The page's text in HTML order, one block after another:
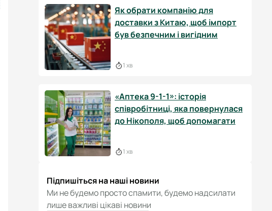
Як обрати компанію для
доставки з Китаю, щоб імпорт
був безпечним і вигідним
1 хв
«Аптека 9-1-1»: історія
співробітниці, яка повернулася
до Нікополя, щоб допомагати
1 хв
Підпишіться на наші новини
Ми не будемо просто спамити, будемо надсилати
лише важливі цікаві новини